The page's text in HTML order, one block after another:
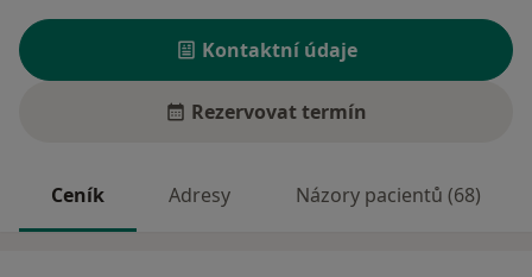
Kontaktní údaje
Rezervovat termín
Ceník Adresy Názory pacientů (68)